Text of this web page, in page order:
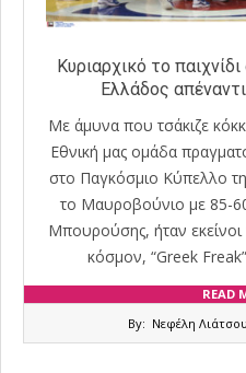
Κυριαρχικό το
Ελλάδος
Με άμυνα που τσάκιζε
Εθνική μας ομάδα
στο Παγκόσμιο Κύπελλο
το Μαυροβούνιο με 85-
Μπουρούσης, ήταν
κόσμον, “Greek
READ
By: Νεφέλη Λιάτσου